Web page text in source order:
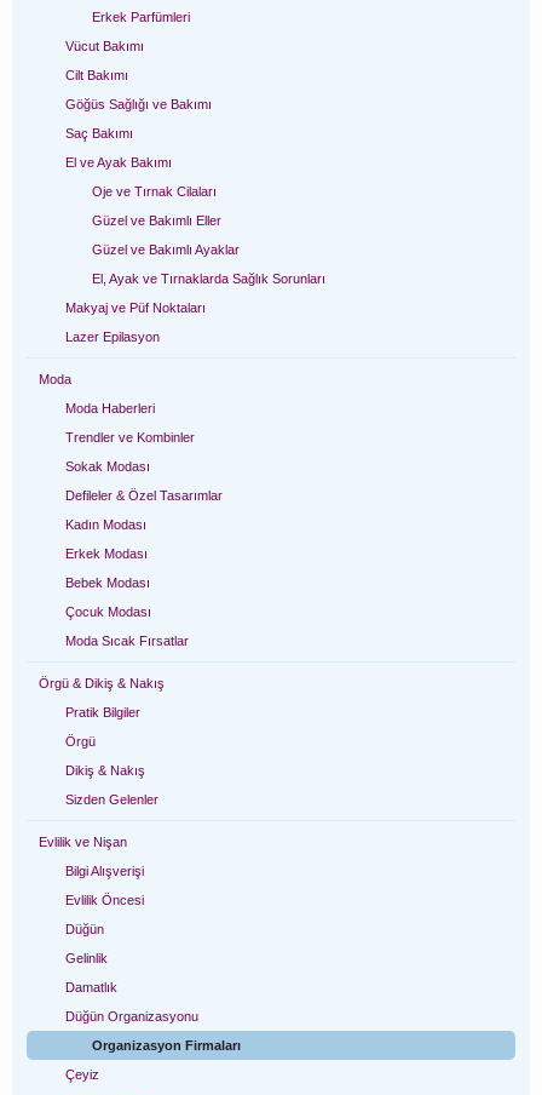
Erkek Parfümleri
Vücut Bakımı
Cilt Bakımı
Göğüs Sağlığı ve Bakımı
Saç Bakımı
El ve Ayak Bakımı
Oje ve Tırnak Cilaları
Güzel ve Bakımlı Eller
Güzel ve Bakımlı Ayaklar
El, Ayak ve Tırnaklarda Sağlık Sorunları
Makyaj ve Püf Noktaları
Lazer Epilasyon
Moda
Moda Haberleri
Trendler ve Kombinler
Sokak Modası
Defileler & Özel Tasarımlar
Kadın Modası
Erkek Modası
Bebek Modası
Çocuk Modası
Moda Sıcak Fırsatlar
Örgü & Dikiş & Nakış
Pratik Bilgiler
Örgü
Dikiş & Nakış
Sizden Gelenler
Evlilik ve Nişan
Bilgi Alışverişi
Evlilik Öncesi
Düğün
Gelinlik
Damatlık
Düğün Organizasyonu
Organizasyon Firmaları
Çeyiz